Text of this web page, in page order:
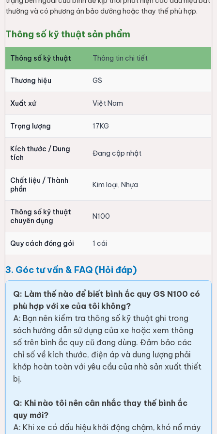
thường và có phương án bảo dưỡng hoặc thay thế phù hợp.
Thông số kỹ thuật sản phẩm
Thông số kỹ thuật Thông tin chi tiết
Thương hiệu GS
Xuất xứ Việt Nam
Trọng lượng 17KG
Kích thước / Dung
tích
Đang cập nhật
Chất liệu / Thành
phần
Kim loại, Nhựa
Thông số kỹ thuật
chuyên dụng
N100
Quy cách đóng gói 1 cái
3. Góc tư vấn & FAQ (Hỏi đáp)
Q: Làm thế nào để biết bình ắc quy GS N100 có
phù hợp với xe của tôi không?
A: Bạn nên kiểm tra thông số kỹ thuật ghi trong
sách hướng dẫn sử dụng của xe hoặc xem thông
số trên bình ắc quy cũ đang dùng. Đảm bảo các
chỉ số về kích thước, điện áp và dung lượng phải
khớp hoàn toàn với yêu cầu của nhà sản xuất thiết
bị.
Q: Khi nào tôi nên cân nhắc thay thế bình ắc
quy mới?
A: Khi xe có dấu hiệu khởi động chậm, khó nổ máy